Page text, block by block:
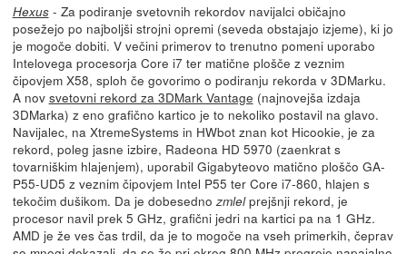
Hexus- Za podiranje svetovnih rekordov navijalci običajno
posežejo po najboljši strojni opremi (seveda obstajajo izjeme), ki jo
je mogoče dobiti. V večini primerov to trenutno pomeni uporabo
Intelovega procesorja Core i7 ter matične plošče z veznim
čipovjem X58, sploh če govorimo o podiranju rekorda v 3DMarku.
A nov svetovni rekord za 3DMark Vantage (najnovejša izdaja
3DMarka) z eno grafično kartico je to nekoliko postavil na glavo.
Navijalec, na XtremeSystems in HWbot znan kot Hicookie, je za
rekord, poleg jasne izbire, Radeona HD 5970 (zaenkrat s
tovarniškim hlajenjem), uporabil Gigabyteovo matično ploščo GA-
P55-UD5 z veznim čipovjem Intel P55 ter Core i7-860, hlajen s
tekočim dušikom. Da je dobesedno zmlelprejšnji rekord, je
procesor navil prek 5 GHz, grafični jedri na kartici pa na 1 GHz.
AMD je že ves čas trdil, da je to mogoče na vseh primerkih, čeprav